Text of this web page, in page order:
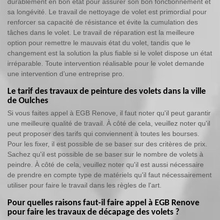
sa longévité. Le travail de nettoyage de volet est primordial pour
renforcer sa capacité de résistance et évite la cumulation des
tâches dans le volet. Le travail de réparation est la meilleure
option pour remettre le mauvais état du volet, tandis que le
changement est la solution la plus fiable si le volet dispose un état
irréparable. Toute intervention réalisable pour le volet demande
une intervention d’une entreprise pro.
Le tarif des travaux de peinture des volets dans la ville
de Oulches
Si vous faites appel à EGB Renove, il faut noter qu'il peut garantir
une meilleure qualité de travail. À côté de cela, veuillez noter qu'il
peut proposer des tarifs qui conviennent à toutes les bourses.
Pour les fixer, il est possible de se baser sur des critères de prix.
Sachez qu'il est possible de se baser sur le nombre de volets à
peindre. À côté de cela, veuillez noter qu'il est aussi nécessaire
de prendre en compte type de matériels qu'il faut nécessairement
utiliser pour faire le travail dans les règles de l'art.
Pour quelles raisons faut-il faire appel à EGB Renove
pour faire les travaux de décapage des volets ?